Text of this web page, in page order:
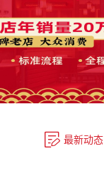
 最新动态